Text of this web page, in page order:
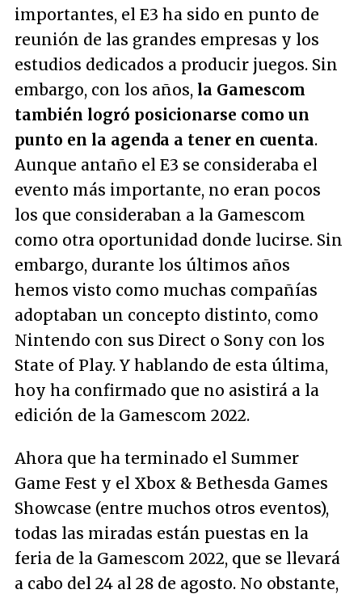
importantes, el E3 ha sido en punto de
reunión de las grandes empresas y los
estudios dedicados a producir juegos. Sin
embargo, con los años, la Gamescom
también logró posicionarse como un
punto en la agenda a tener en cuenta.
Aunque antaño el E3 se consideraba el
evento más importante, no eran pocos
los que consideraban a la Gamescom
como otra oportunidad donde lucirse. Sin
embargo, durante los últimos años
hemos visto como muchas compañías
adoptaban un concepto distinto, como
Nintendo con sus Direct o Sony con los
State of Play. Y hablando de esta última,
hoy ha confirmado que no asistirá a la
edición de la Gamescom 2022.
Ahora que ha terminado el Summer
Game Fest y el Xbox & Bethesda Games
Showcase (entre muchos otros eventos),
todas las miradas están puestas en la
feria de la Gamescom 2022, que se llevará
a cabo del 24 al 28 de agosto. No obstante,